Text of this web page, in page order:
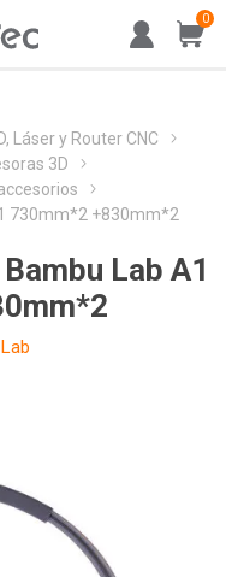
0
Láser y Router CNC
3D
730mm*2 +830mm*2
Lab A1